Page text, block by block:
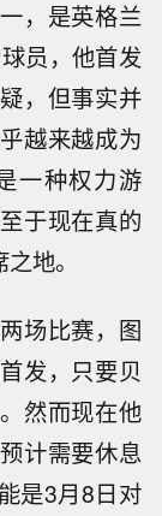
，是英格兰
员，他首发
，但事实并
越来越成为
一种权力游
于现在真的
地。
场比赛，图
发，只要贝
然而现在他
计需要休息
是3月8日对